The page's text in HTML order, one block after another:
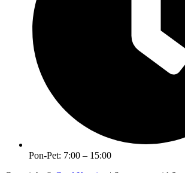
Pon-Pet: 7:00 – 15:00